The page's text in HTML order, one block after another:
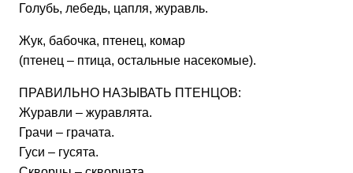
Голубь, лебедь, цапля, журавль.
Жук, бабочка, птенец, комар
(птенец – птица, остальные насекомые).
ПРАВИЛЬНО НАЗЫВАТЬ ПТЕНЦОВ:
Журавли – журавлята.
Грачи – грачата.
Гуси – гусята.